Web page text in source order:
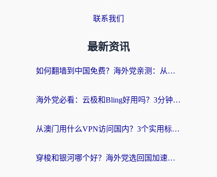
联系我们
最新资讯
如何翻墙到中国免费？海外党亲测：从踩坑到选对加速器的全攻略
海外党必看：云极和Bling好用吗？3分钟教你选对回国加速器
从澳门用什么VPN访问国内？3个实用标准帮你避开坑，无缝刷剧听歌
穿梭和银河哪个好？海外党选回国加速器的避坑指南，附番茄加速器实测体验